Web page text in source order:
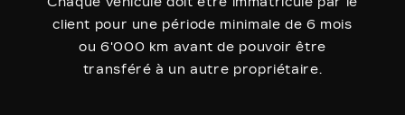
client pour une période minimale de 6 mois
ou 6'000 km avant de pouvoir être
transféré à un autre propriétaire.